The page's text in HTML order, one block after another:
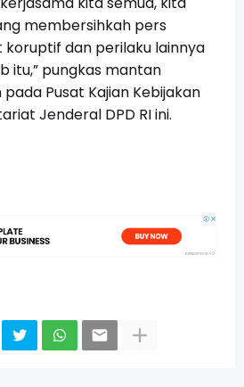
membersihkah pers
koruptif dan perilaku lainnya
itu,” pungkas mantan
Pusat Kajian Kebijakan
Jenderal DPD RI ini.